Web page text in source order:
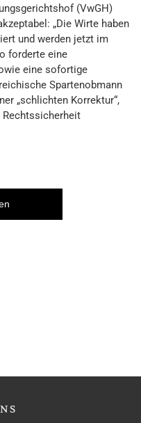
(VwGH)
„Die Wirte haben
und werden jetzt im
forderte eine
eine sofortige
Spartenobmann
„schlichten Korrektur“,